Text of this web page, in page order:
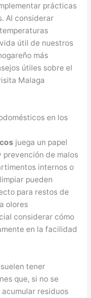
prácticas
Al considerar
útil de nuestros
más
útiles sobre el
Malaga
en los
juega un papel
prevención de malos
internos o
pueden
para restos de
olores
considerar cómo
en la facilidad
tener
que, si no se
residuos